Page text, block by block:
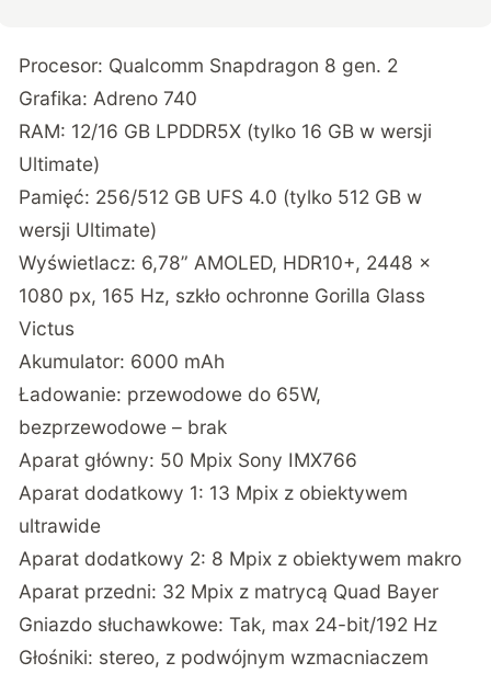
Procesor: Qualcomm Snapdragon 8 gen. 2
Grafika: Adreno 740
RAM: 12/16 GB LPDDR5X (tylko 16 GB w wersji
Ultimate)
Pamięć: 256/512 GB UFS 4.0 (tylko 512 GB w
wersji Ultimate)
Wyświetlacz: 6,78” AMOLED, HDR10+, 2448 x
1080 px, 165 Hz, szkło ochronne Gorilla Glass
Victus
Akumulator: 6000 mAh
Ładowanie: przewodowe do 65W,
bezprzewodowe – brak
Aparat główny: 50 Mpix Sony IMX766
Aparat dodatkowy 1: 13 Mpix z obiektywem
ultrawide
Aparat dodatkowy 2: 8 Mpix z obiektywem makro
Aparat przedni: 32 Mpix z matrycą Quad Bayer
Gniazdo słuchawkowe: Tak, max 24-bit/192 Hz
Głośniki: stereo, z podwójnym wzmacniaczem